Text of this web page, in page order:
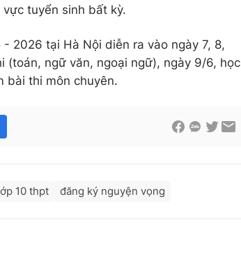
tuyển sinh bất kỳ.
2026 tại Hà Nội diễn ra vào ngày 7, 8,
(toán, ngữ văn, ngoại ngữ), ngày 9/6, học
bài thi môn chuyên.
10 thpt đăng ký nguyện vọng